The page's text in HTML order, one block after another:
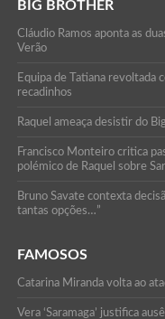
BIG BROTHER
Cláudio Ramos aponta as
Verão
Equipa de Tatiana revoltada
recadinhos
Raquel ameaça desistir do
Francisco Monteiro critica
polémico de Raquel sobre
Bruno Savate contexta
tantas opções…”
FAMOSOS
Catarina Miranda volta ao
Vera ‘Saramaga’ justifica